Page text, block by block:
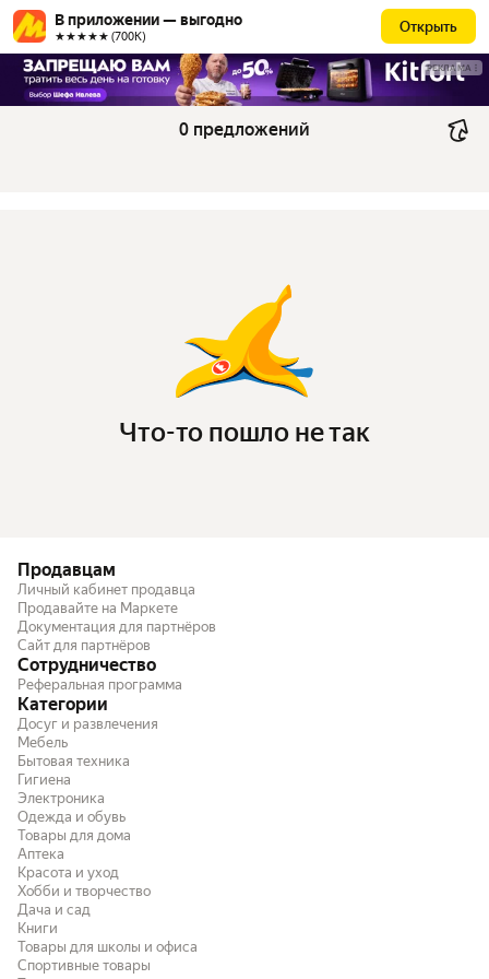
В приложении — выгодно
★★★★★ (700К)
Открыть
РЕКЛАМА
0 предложений
Что-то пошло не так
Продавцам
Личный кабинет продавца
Продавайте на Маркете
Документация для партнёров
Сайт для партнёров
Сотрудничество
Реферальная программа
Категории
Досуг и развлечения
Мебель
Бытовая техника
Гигиена
Электроника
Одежда и обувь
Товары для дома
Аптека
Красота и уход
Хобби и творчество
Дача и сад
Книги
Товары для школы и офиса
Спортивные товары